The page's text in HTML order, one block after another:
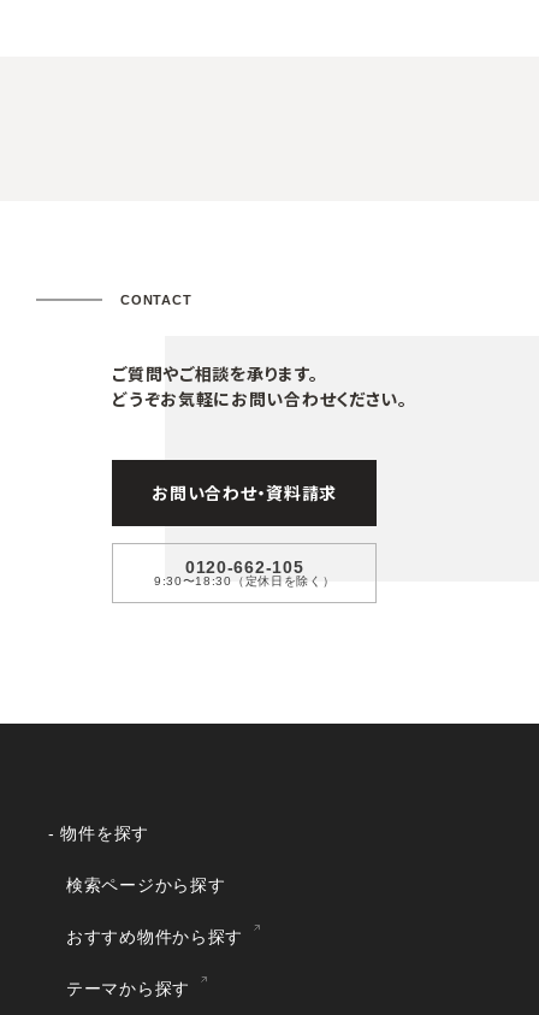
CONTACT
ご質問やご相談を承ります。
どうぞお気軽にお問い合わせください。
お問い合わせ・資料請求
0120-662-105
9:30〜18:30（定休日を除く）
- 物件を探す
検索ページから探す
おすすめ物件から探す
テーマから探す